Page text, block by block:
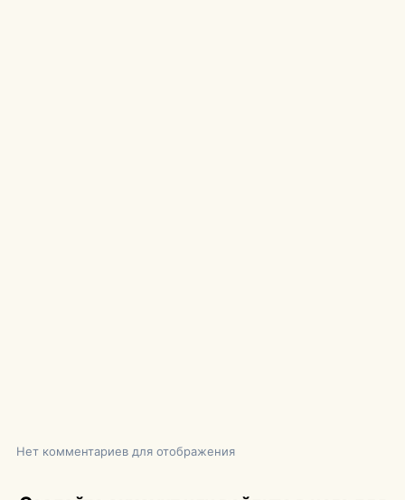
Нет комментариев для отображения